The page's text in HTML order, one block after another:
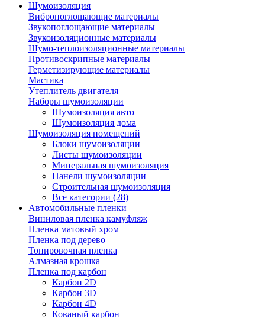
Шумоизоляция
Вибропоглощающие материалы
Звукопоглощающие материалы
Звукоизоляционные материалы
Шумо-теплоизоляционные материалы
Противоскрипные материалы
Герметизирующие материалы
Мастика
Утеплитель двигателя
Наборы шумоизоляции
Шумоизоляция авто
Шумоизоляция дома
Шумоизоляция помещений
Блоки шумоизоляции
Листы шумоизоляции
Минеральная шумоизоляция
Панели шумоизоляции
Строительная шумоизоляция
Все категории (28)
Автомобильные пленки
Виниловая пленка камуфляж
Пленка матовый хром
Пленка под дерево
Тонировочная пленка
Алмазная крошка
Пленка под карбон
Карбон 2D
Карбон 3D
Карбон 4D
Кованый карбон